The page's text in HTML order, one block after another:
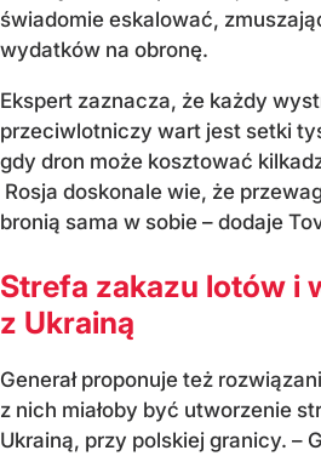
świadomie eskalować,
wydatków na obronę.
Ekspert zaznacza, że każdy
przeciwlotniczy wart jest setki
gdy dron może kosztować
Rosja doskonale wie, że
bronią sama w sobie – dodaje
Strefa zakazu lotów i
z Ukrainą
Generał proponuje też
z nich miałoby być utworzenie
Ukrainą, przy polskiej granicy. –